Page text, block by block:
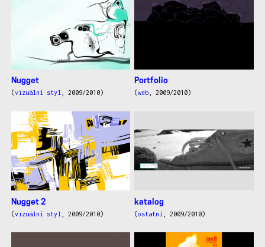
Nugget
(vizuální styl , 2009/2010)
Portfolio
(web , 2009/2010)
Nugget 2
(vizuální styl , 2009/2010)
katalog
(ostatní , 2009/2010)